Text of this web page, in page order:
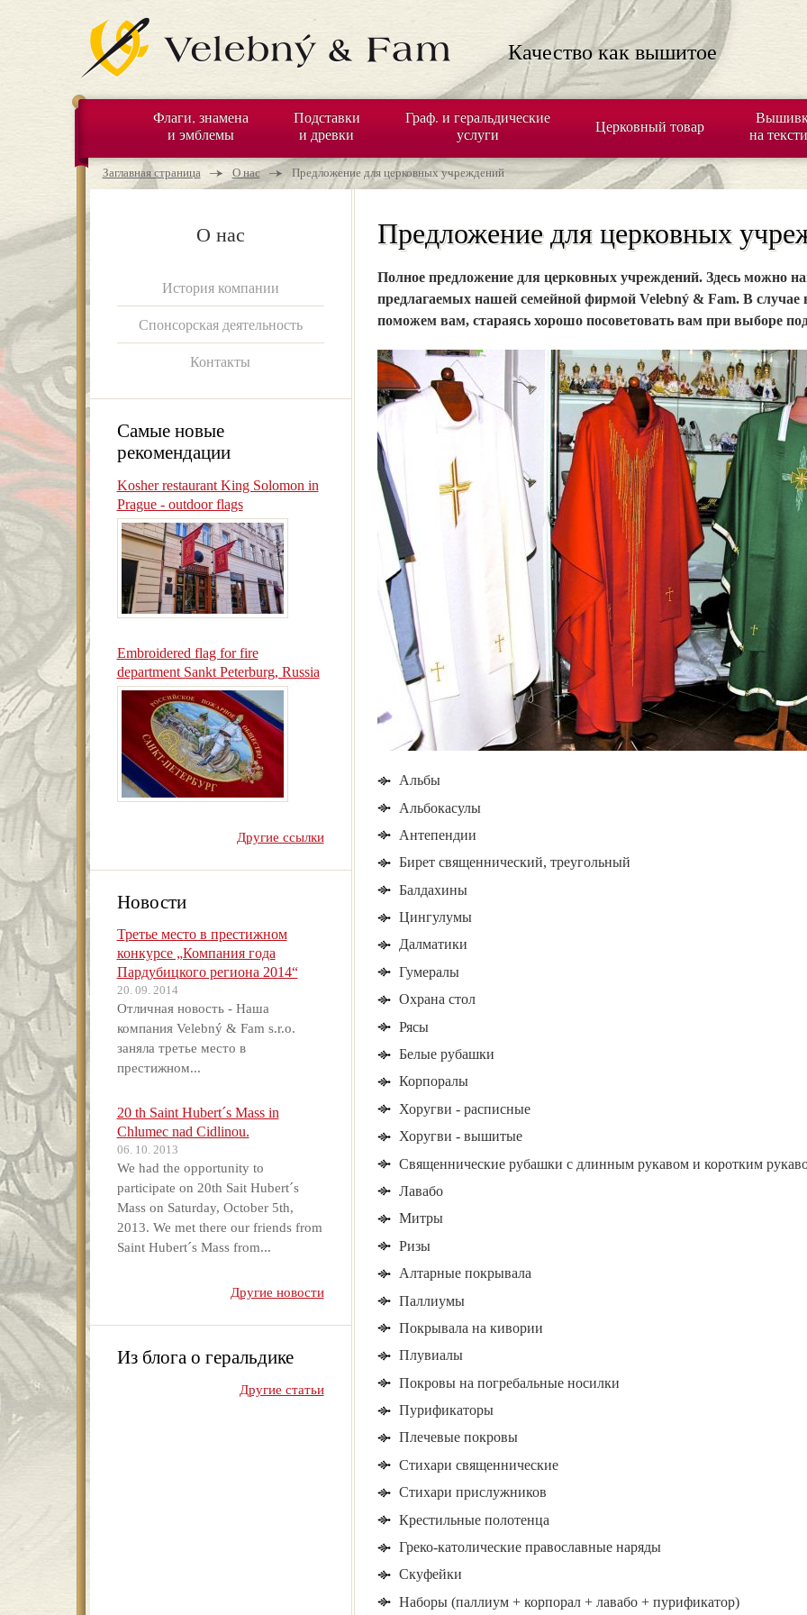
Качество как вышитое
Вы находитесь здесь
Заглавная страница → О нас→ Предложение для церковных учреждений
Предложение для церковных
Полное предложение для церковных учреждений. Здесь можно
предлагаемых нашей семейной фирмой Velebný & Fam. В случае
поможем вам, стараясь хорошо посоветовать вам при выборе
Альбы
Альбокасулы
Антепендии
Бирет священнический, треугольный
Балдахины
Цингулумы
Далматики
Гумералы
Охрана стол
Рясы
Белые рубашки
Корпоралы
Хоругви - расписные
Хоругви - вышитые
Священнические рубашки с длинным рукавом и коротким
Лавабо
Митры
Ризы
Алтарные покрывала
Паллиумы
Покрывала на кивории
Плувиалы
Покровы на погребальные носилки
Пурификаторы
Плечевые покровы
Стихари священнические
Стихари прислужников
Крестильные полотенца
Греко-католические православные наряды
Скуфейки
Наборы (паллиум + корпорал + лавабо + пурификатор)
О нас
История компании
Спонсорская деятельность
Контакты
Самые новые
рекомендации
Kosher restaurant King Solomon in
Prague - outdoor flags
Embroidered flag for fire
department Sankt Peterburg, Russia
Другие ссылки
Новости
Третье место в престижном
конкурсе „Компания года
Пардубицкого региона 2014“
20. 09. 2014
Отличная новость - Наша
компания Velebný & Fam s.r.o.
заняла третье место в
престижном...
20 th Saint Hubert´s Mass in
Chlumec nad Cidlinou.
06. 10. 2013
We had the opportunity to
participate on 20th Sait Hubert´s
Mass on Saturday, October 5th,
2013. We met there our friends from
Saint Hubert´s Mass from...
Другие новости
Из блога о геральдике
Другие статьи
Флаги, знамена
и эмблемы
Подставки
и древки
Граф. и геральдические
услуги
Церковный товар
на